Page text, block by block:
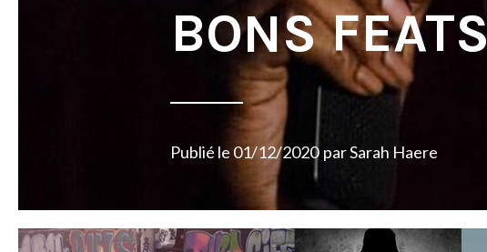
BONS FEATS
Publié le 01/12/2020 parSarah Haere